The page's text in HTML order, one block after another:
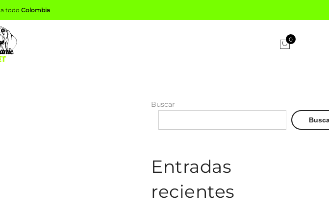
a todoColombia
0
Buscar
Entradas
recientes